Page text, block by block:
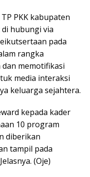
PKK kabupaten
hubungi via
pada
rangka
memotifikasi
media interaksi
keluarga sejahtera.
kepada kader
10 program
diberikan
tampil pada
(Oje)